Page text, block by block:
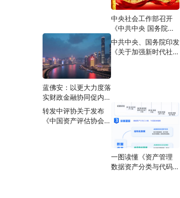
中央社会工作部召开
《中共中央 国务院关
于加强新时代社会工作
的意见》学习贯彻工作
部署推进会
蓝佛安：以更大力度落
实财政金融协同促内需
一揽子政策
中共中央、国务院印发
《关于加强新时代社会
转发中评协关于发布
《中国资产评估协会关
一图读懂《资产管理
数据资产分类与代码》